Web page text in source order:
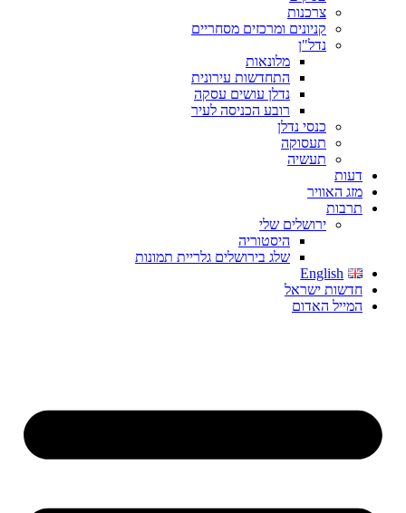
צרכנות
קניונים ומרכזים מסחריים
נדל"ן
מלונאות
התחדשות עירונית
נדלן עושים עסקה
רובע הכניסה לעיר
כנסי נדלן
תעסוקה
תעשיה
דעות
מזג האוויר
תרבות
ירושלים שלי
היסטוריה
שלג בירושלים גלריית תמונות
English
חדשות ישראל
המייל האדום